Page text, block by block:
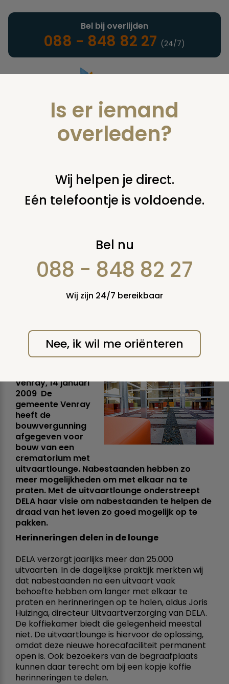
Landelijke uitvaartonderneming
Bel bij overlijden
088 - 848 82 27 (24/7)
U bent hier: home nieuws & agenda nieuws dela bouwt
eerste crematorium met uitvaartlounge
DELA bouwt eerste
crematorium met
uitvaartlounge
Huiselijke sfeer helpt
mooie herinnering
woensdag 14 januari 2009
Venray, 14 januari
2009  De
gemeente Venray
heeft de
bouwvergunning
afgegeven voor
bouw van een
crematorium met
uitvaartlounge. Nabestaanden hebben zo
meer mogelijkheden om met elkaar na te
praten. Met de uitvaartlounge onderstreept
DELA haar visie om nabestaanden te helpen de
draad van het leven zo goed mogelijk op te
pakken.
Herinneringen delen in de lounge
DELA verzorgt jaarlijks meer dan 25.000
uitvaarten. In de dagelijkse praktijk merkten wij
dat nabestaanden na een uitvaart vaak
behoefte hebben om langer met elkaar te
praten en herinneringen op te halen, aldus Joris
Huizinga, directeur Uitvaartverzorging van DELA.
De koffiekamer biedt die gelegenheid meestal
niet. De uitvaartlounge is hiervoor de oplossing,
omdat deze nieuwe horecafaciliteit permanent
open is. Ook bezoekers van de begraafplaats
kunnen daar terecht om bij een kopje koffie
herinneringen te delen.
Is er iemand
overleden?
Wij helpen je direct.
Eén telefoontje is voldoende.
Bel nu
088 - 848 82 27
Wij zijn 24/7 bereikbaar
Nee, ik wil me oriënteren